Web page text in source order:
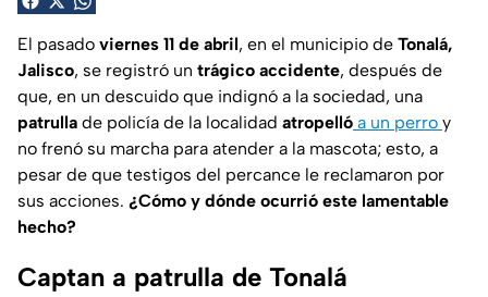
El pasado viernes 11 de abril, en el municipio de Tonalá,
Jalisco, se registró un trágico accidente, después de
que, en un descuido que indignó a la sociedad, una
patrulla de policía de la localidad atropelló a un perro y
no frenó su marcha para atender a la mascota; esto, a
pesar de que testigos del percance le reclamaron por
sus acciones. ¿Cómo y dónde ocurrió este lamentable
hecho?
Captan a patrulla de Tonalá